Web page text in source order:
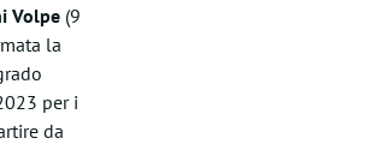
Volpe (9
la
per i
da